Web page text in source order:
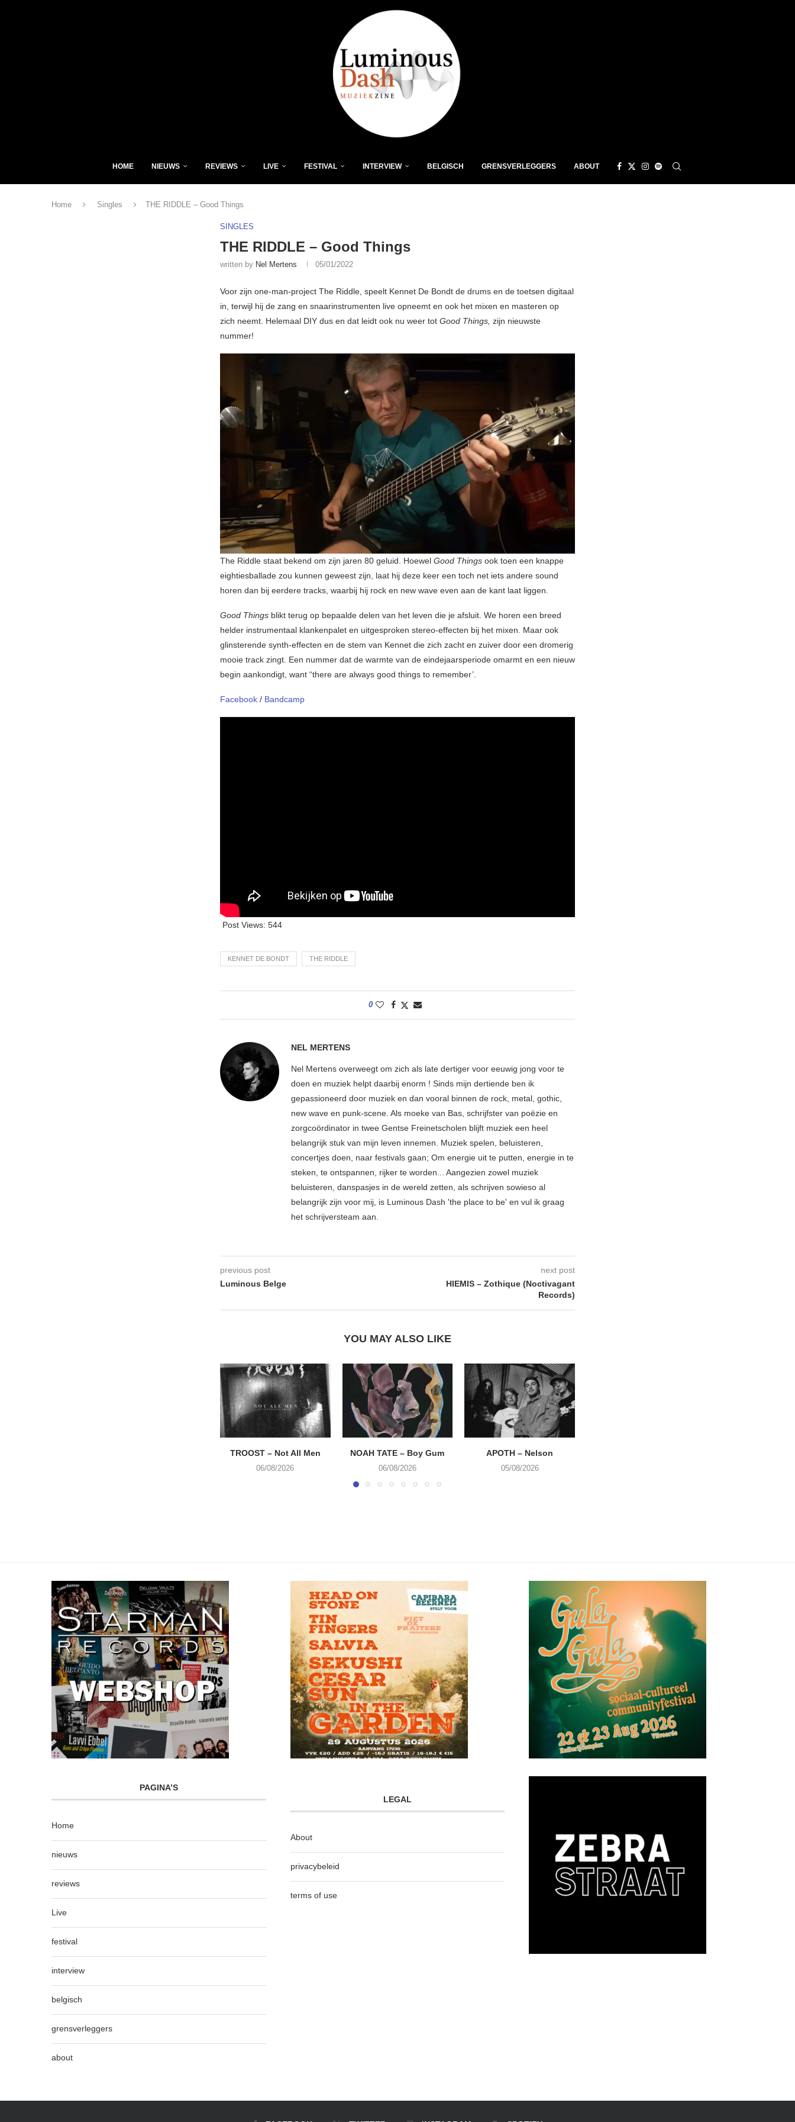
HOME NIEUWS REVIEWS LIVE FESTIVAL INTERVIEW BELGISCH GRENSVERLEGGERS ABOUT
Home Singles THE RIDDLE – Good Things
SINGLES
THE RIDDLE – Good Things
written by Nel Mertens 05/01/2022
Voor zijn one-man-project The Riddle, speelt Kennet De Bondt de drums en de toetsen digitaal
in, terwijl hij de zang en snaarinstrumenten live opneemt en ook het mixen en masteren op
zich neemt. Helemaal DIY dus en dat leidt ook nu weer tot Good Things, zijn nieuwste
nummer!
The Riddle staat bekend om zijn jaren 80 geluid. Hoewel Good Things ook toen een knappe
eightiesballade zou kunnen geweest zijn, laat hij deze keer een toch net iets andere sound
horen dan bij eerdere tracks, waarbij hij rock en new wave even aan de kant laat liggen.
Good Things blikt terug op bepaalde delen van het leven die je afsluit. We horen een breed
helder instrumentaal klankenpalet en uitgesproken stereo-effecten bij het mixen. Maar ook
glinsterende synth-effecten en de stem van Kennet die zich zacht en zuiver door een dromerig
mooie track zingt. Een nummer dat de warmte van de eindejaarsperiode omarmt en een nieuw
begin aankondigt, want “there are always good things to remember’.
Facebook / Bandcamp
Post Views: 544
KENNET DE BONDT THE RIDDLE
0
NEL MERTENS
Nel Mertens overweegt om zich als late dertiger voor eeuwig jong voor te
doen en muziek helpt daarbij enorm ! Sinds mijn dertiende ben ik
gepassioneerd door muziek en dan vooral binnen de rock, metal, gothic,
new wave en punk-scene. Als moeke van Bas, schrijfster van poëzie en
zorgcoördinator in twee Gentse Freinetscholen blijft muziek een heel
belangrijk stuk van mijn leven innemen. Muziek spelen, beluisteren,
concertjes doen, naar festivals gaan; Om energie uit te putten, energie in te
steken, te ontspannen, rijker te worden... Aangezien zowel muziek
beluisteren, danspasjes in de wereld zetten, als schrijven sowieso al
belangrijk zijn voor mij, is Luminous Dash 'the place to be' en vul ik graag
het schrijversteam aan.
previous post
Luminous Belge
next post
HIEMIS – Zothique (Noctivagant
Records)
YOU MAY ALSO LIKE
TROOST – Not All Men
06/08/2026
NOAH TATE – Boy Gum
06/08/2026
APOTH – Nelson
05/08/2026
PAGINA’S
Home
nieuws
reviews
Live
festival
interview
belgisch
grensverleggers
about
LEGAL
About
privacybeleid
terms of use